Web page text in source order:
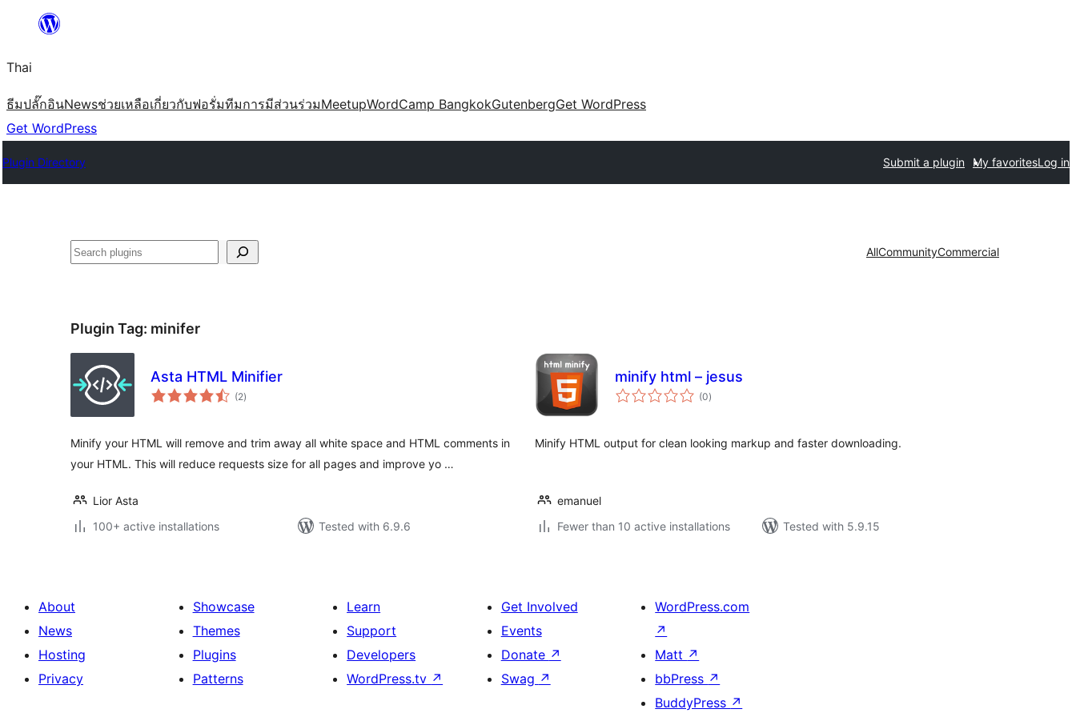
ยัง
เนื้อหา
Thai
ธีมปลั๊กอินNewsช่วยเหลือเกี่ยวกับฟอรั่มทีมการมีส่วนร่วมMeetupWordCamp BangkokGutenbergGet WordPress
Get WordPress
Plugin Directory Submit a plugin My favoritesLog in
ค้นหา AllCommunityCommercial
Plugin Tag: minifer
Asta HTML Minifier
(2total
ratings
)
Minify your HTML will remove and trim away all white space and HTML comments in
your HTML. This will reduce requests size for all pages and improve yo …
Lior Asta
100+ active installations
Tested with 6.9.6
minify html – jesus
(0total
ratings
)
Minify HTML output for clean looking markup and faster downloading.
emanuel
Fewer than 10 active installations
Tested with 5.9.15
About
News
Hosting
Privacy
Showcase
Themes
Plugins
Patterns
Learn
Support
Developers
WordPress.tv ↗
Get Involved
Events
Donate ↗
Swag ↗
WordPress.com
↗
Matt ↗
bbPress ↗
BuddyPress ↗